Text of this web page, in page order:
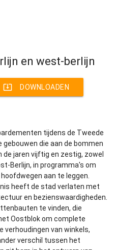
en west-berlijn
system_update_alt DOWNLOADEN
tijdens de Tweede
gebouwen die aan de bommen
jaren vijftig en zestig, zowel
Berlijn, in programma's om
aan te leggen.
heeft de stad verlaten met
en bezienswaardigheden.
te vinden, die
Oostblok om complete
van winkels,
verschil tussen het